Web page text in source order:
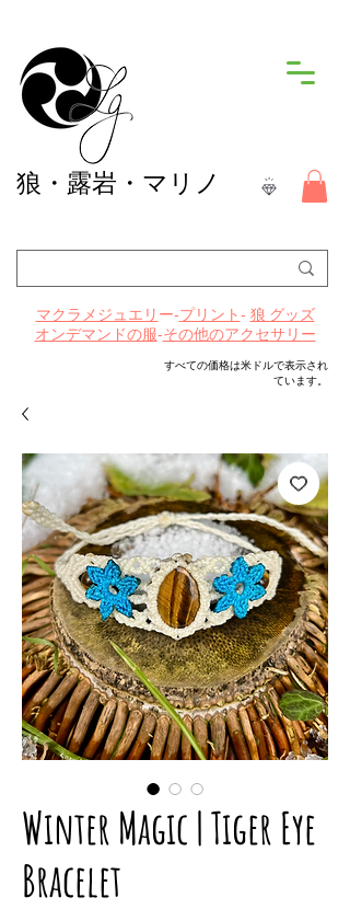
狼 ・露岩・マリノ
マクラメジュエリ ー-プリント- 狼 グッズ
オンデマンドの服-その他のアクセサリー
すべての価格は米ドルで表示され
ています。
Winter Magic | Tiger Eye
Bracelet